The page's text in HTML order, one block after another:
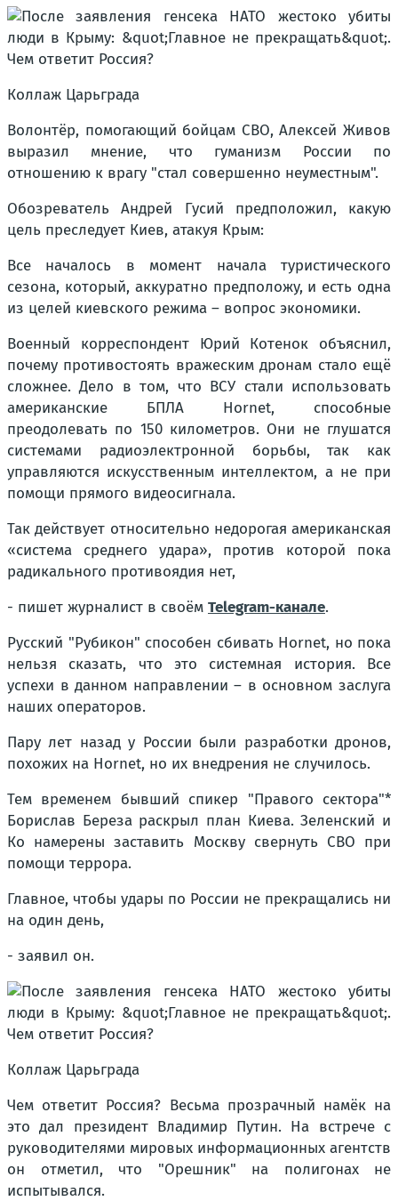
Коллаж Царьграда
Волонтёр, помогающий бойцам СВО, Алексей Живов
выразил мнение, что гуманизм России по
отношению к врагу "стал совершенно неуместным".
Обозреватель Андрей Гусий предположил, какую
цель преследует Киев, атакуя Крым:
Все началось в момент начала туристического
сезона, который, аккуратно предположу, и есть одна
из целей киевского режима – вопрос экономики.
Военный корреспондент Юрий Котенок объяснил,
почему противостоять вражеским дронам стало ещё
сложнее. Дело в том, что ВСУ стали использовать
американские БПЛА Hornet, способные
преодолевать по 150 километров. Они не глушатся
системами радиоэлектронной борьбы, так как
управляются искусственным интеллектом, а не при
помощи прямого видеосигнала.
Так действует относительно недорогая американская
«система среднего удара», против которой пока
радикального противоядия нет,
- пишет журналист в своём Telegram-канале.
Русский "Рубикон" способен сбивать Hornet, но пока
нельзя сказать, что это системная история. Все
успехи в данном направлении – в основном заслуга
наших операторов.
Пару лет назад у России были разработки дронов,
похожих на Hornet, но их внедрения не случилось.
Тем временем бывший спикер "Правого сектора"*
Борислав Береза раскрыл план Киева. Зеленский и
Ко намерены заставить Москву свернуть СВО при
помощи террора.
Главное, чтобы удары по России не прекращались ни
на один день,
- заявил он.
Коллаж Царьграда
Чем ответит Россия? Весьма прозрачный намёк на
это дал президент Владимир Путин. На встрече с
руководителями мировых информационных агентств
он отметил, что "Орешник" на полигонах не
испытывался.